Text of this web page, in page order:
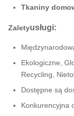
Tkaniny
Zaletyusługi:
Ekologiczne,
Recycling,
Dostępne są
Konkurencyjna